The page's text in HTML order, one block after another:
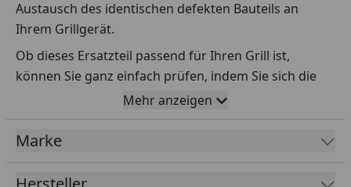
Austausch des identischen defekten Bauteils an
Ihrem Grillgerät.
Ob dieses Ersatzteil passend für Ihren Grill ist,
können Sie ganz einfach prüfen, indem Sie sich die
Explosionszeichnung Ihres Grills anschauen und dort
das betreffende Teil heraussuchen.
Über die Seriennummer Ihres Grillgeräts kommen Sie
ganz einfach zur passenden Explosionszeichnung.
Geben Sie dafür die Seriennummer
Mehr anzeigen
Marke